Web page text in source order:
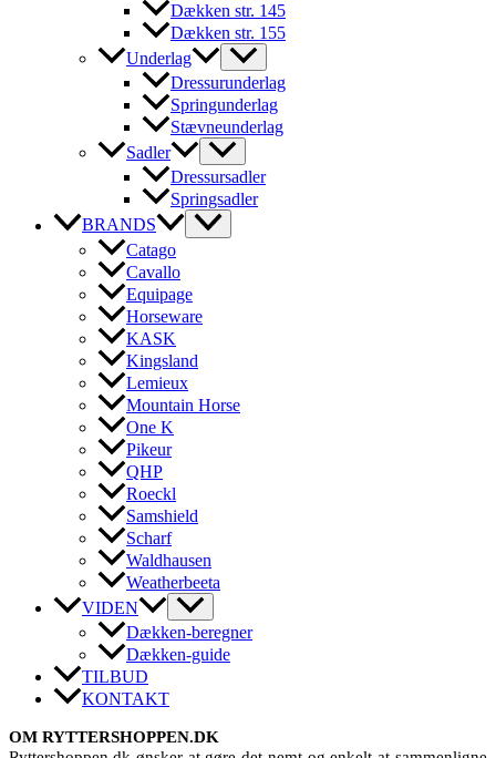
Dækken str. 145
Dækken str. 155
Underlag
Dressurunderlag
Springunderlag
Stævneunderlag
Sadler
Dressursadler
Springsadler
BRANDS
Catago
Cavallo
Equipage
Horseware
KASK
Kingsland
Lemieux
Mountain Horse
One K
Pikeur
QHP
Roeckl
Samshield
Scharf
Waldhausen
Weatherbeeta
VIDEN
Dækken-beregner
Dækken-guide
TILBUD
KONTAKT
OM RYTTERSHOPPEN.DK